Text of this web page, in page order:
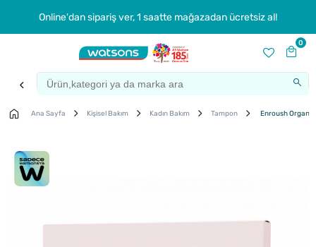
Online'dan sipariş ver, 1 saatte mağazadan ücretsiz al!
0
Ana Sayfa Kişisel Bakım Kadın Bakım Tampon Enroush Organik